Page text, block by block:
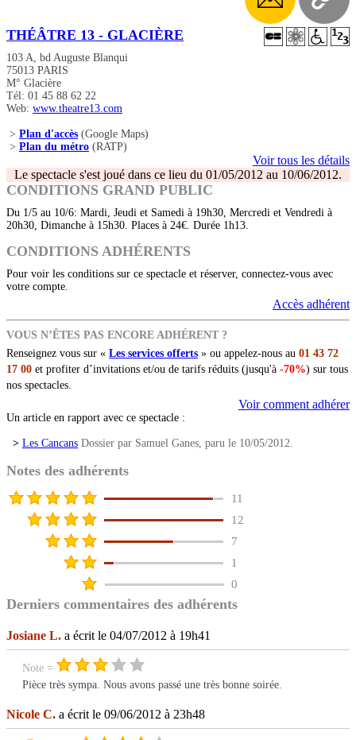
THÉÂTRE 13 - GLACIÈRE
103 A, bd Auguste Blanqui
75013 PARIS
M° Glacière
Tél: 01 45 88 62 22
Web: www.theatre13.com
> Plan d'accès (Google Maps)
> Plan du métro (RATP)
Voir tous les détails
Le spectacle s'est joué dans ce lieu du 01/05/2012 au 10/06/2012.
CONDITIONS GRAND PUBLIC
Du 1/5 au 10/6: Mardi, Jeudi et Samedi à 19h30, Mercredi et Vendredi à
20h30, Dimanche à 15h30. Places à 24€. Durée 1h13.
CONDITIONS ADHÉRENTS
Pour voir les conditions sur ce spectacle et réserver, connectez-vous avec
votre compte.
Accès adhérent
VOUS N’ÊTES PAS ENCORE ADHÉRENT ?
Renseignez vous sur « Les services offerts » ou appelez-nous au 01 43 72
17 00 et profiter d’invitations et/ou de tarifs réduits (jusqu'à -70%) sur tous
nos spectacles.
Voir comment adhérer
Un article en rapport avec ce spectacle :
> Les Cancans Dossier par Samuel Ganes, paru le 10/05/2012.
Notes des adhérents
11
12
7
1
0
Derniers commentaires des adhérents
Josiane L. a écrit le 04/07/2012 à 19h41
Note =
Pièce très sympa. Nous avons passé une très bonne soirée.
Nicole C. a écrit le 09/06/2012 à 23h48